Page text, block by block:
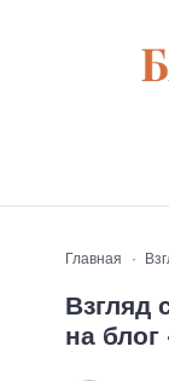
Главная
Взгляд
на